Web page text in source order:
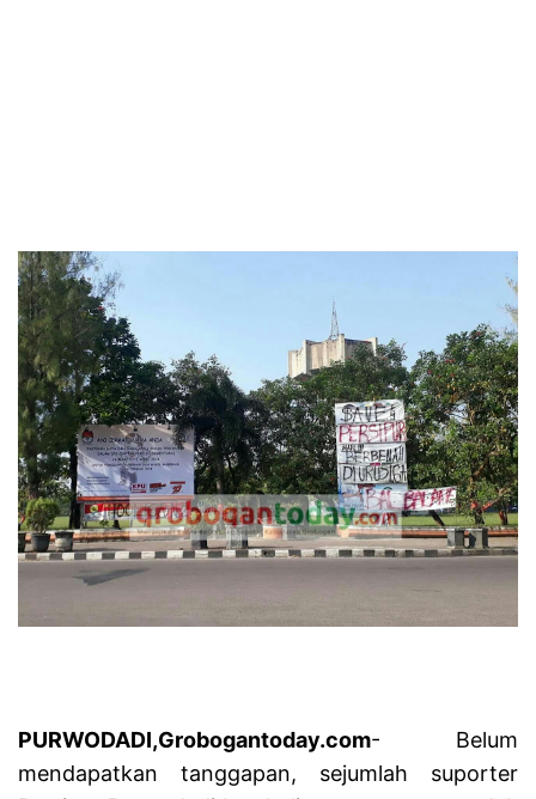
PURWODADI,Grobogantoday.com- Belum
mendapatkan tanggapan, sejumlah suporter